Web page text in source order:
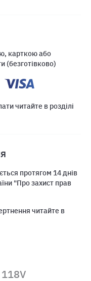
карткою або
(безготівково)
читайте в розділі
протягом 14 днів
"Про захист прав
читайте в